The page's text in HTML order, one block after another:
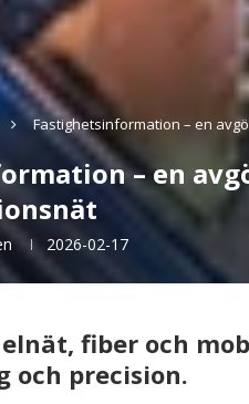
Fastighetsinformation – en
– en
2026-02-17
fiber och
och precision.